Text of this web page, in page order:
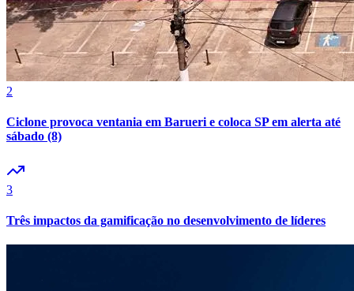
Botafogo
2
Ciclone provoca ventania em Barueri e coloca SP em alerta até
sábado (8)
3
Três impactos da gamificação no desenvolvimento de líderes